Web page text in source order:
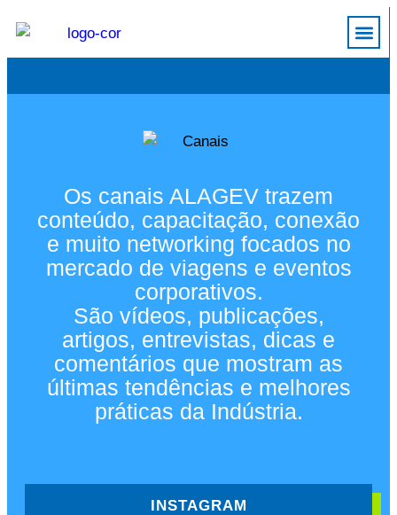
Os canais ALAGEV trazem
conteúdo, capacitação, conexão
e muito networking focados no
mercado de viagens e eventos
corporativos.
São vídeos, publicações,
artigos, entrevistas, dicas e
comentários que mostram as
últimas tendências e melhores
práticas da Indústria.
INSTAGRAM